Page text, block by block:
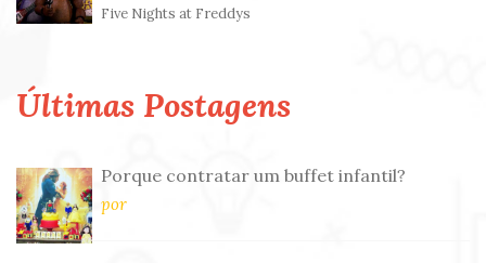
Five Nights at Freddys
Últimas Postagens
Porque contratar um buffet infantil?
por